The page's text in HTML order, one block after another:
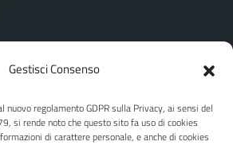
Gestisci Consenso
nuovo regolamento GDPR sulla Privacy, ai sensi del
si rende noto che questo sito fa uso di cookies
di carattere personale, e anche di cookies